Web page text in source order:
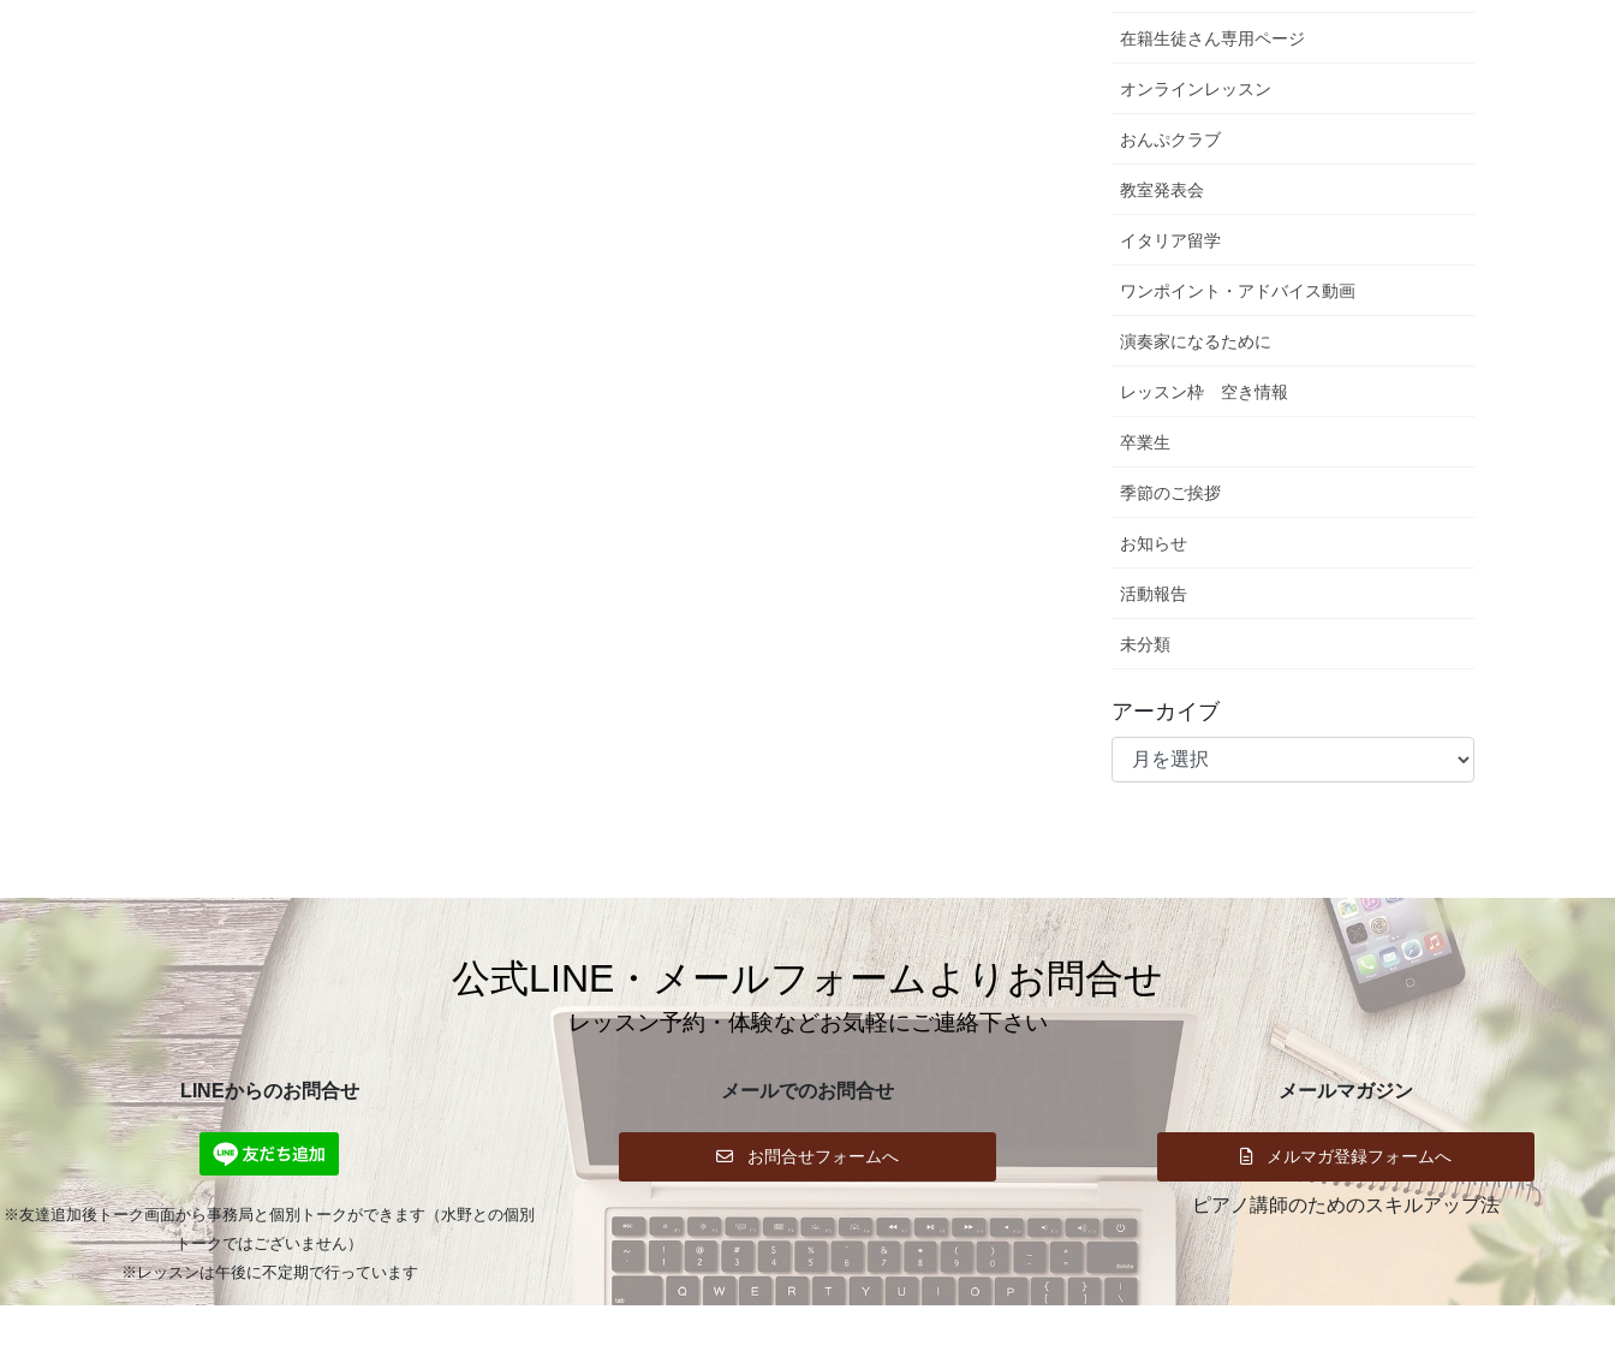
在籍生徒さん専用ページ
オンラインレッスン
おんぷクラブ
教室発表会
イタリア留学
ワンポイント・アドバイス動画
演奏家になるために
レッスン枠 空き情報
卒業生
季節のご挨拶
お知らせ
活動報告
未分類
アーカイブ
ア
公式LINE・メールフォームよりお問合せ
レッスン予約・体験などお気軽にご連絡下さい
LINEからのお問合せ
※友達追加後トーク画面から事務局と個別トークができます（水野との個別
トークではございません）
※レッスンは午後に不定期で行っています
メールでのお問合せ
お問合せフォームへ
メールマガジン
メルマガ登録フォームへ
ピアノ講師のためのスキルアップ法